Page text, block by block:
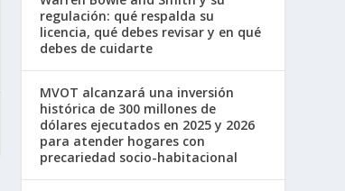
regulación: qué respalda su
licencia, qué debes revisar y en qué
debes de cuidarte
MVOT alcanzará una inversión
histórica de 300 millones de
dólares ejecutados en 2025 y 2026
para atender hogares con
precariedad socio-habitacional